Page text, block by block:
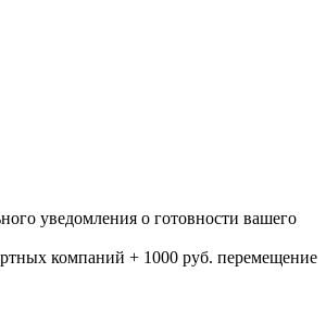
уведомления о готовности вашего
компаний + 1000 руб. перемещение